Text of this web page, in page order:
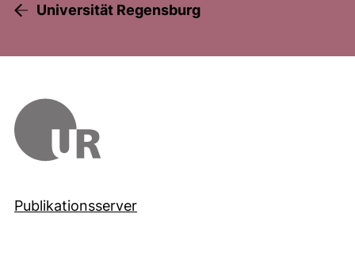
Universität Regensburg
Publikationsserver